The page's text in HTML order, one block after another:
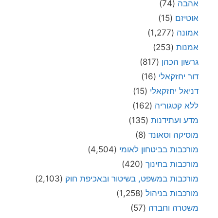
אהבה (74)
אוטיזם (15)
אמונה (1,277)
אמנות (253)
גרשון הכהן (817)
דור יחזקאלי (16)
דניאל יחזקאלי (15)
ללא קטגוריה (162)
מדע ועתידנות (135)
מוסיקה וסאונד (8)
מורכבות בביטחון לאומי (4,504)
מורכבות בחינוך (420)
מורכבות במשפט, בשיטור ובאכיפת חוק (2,103)
מורכבות בניהול (1,258)
משטרה וחברה (57)